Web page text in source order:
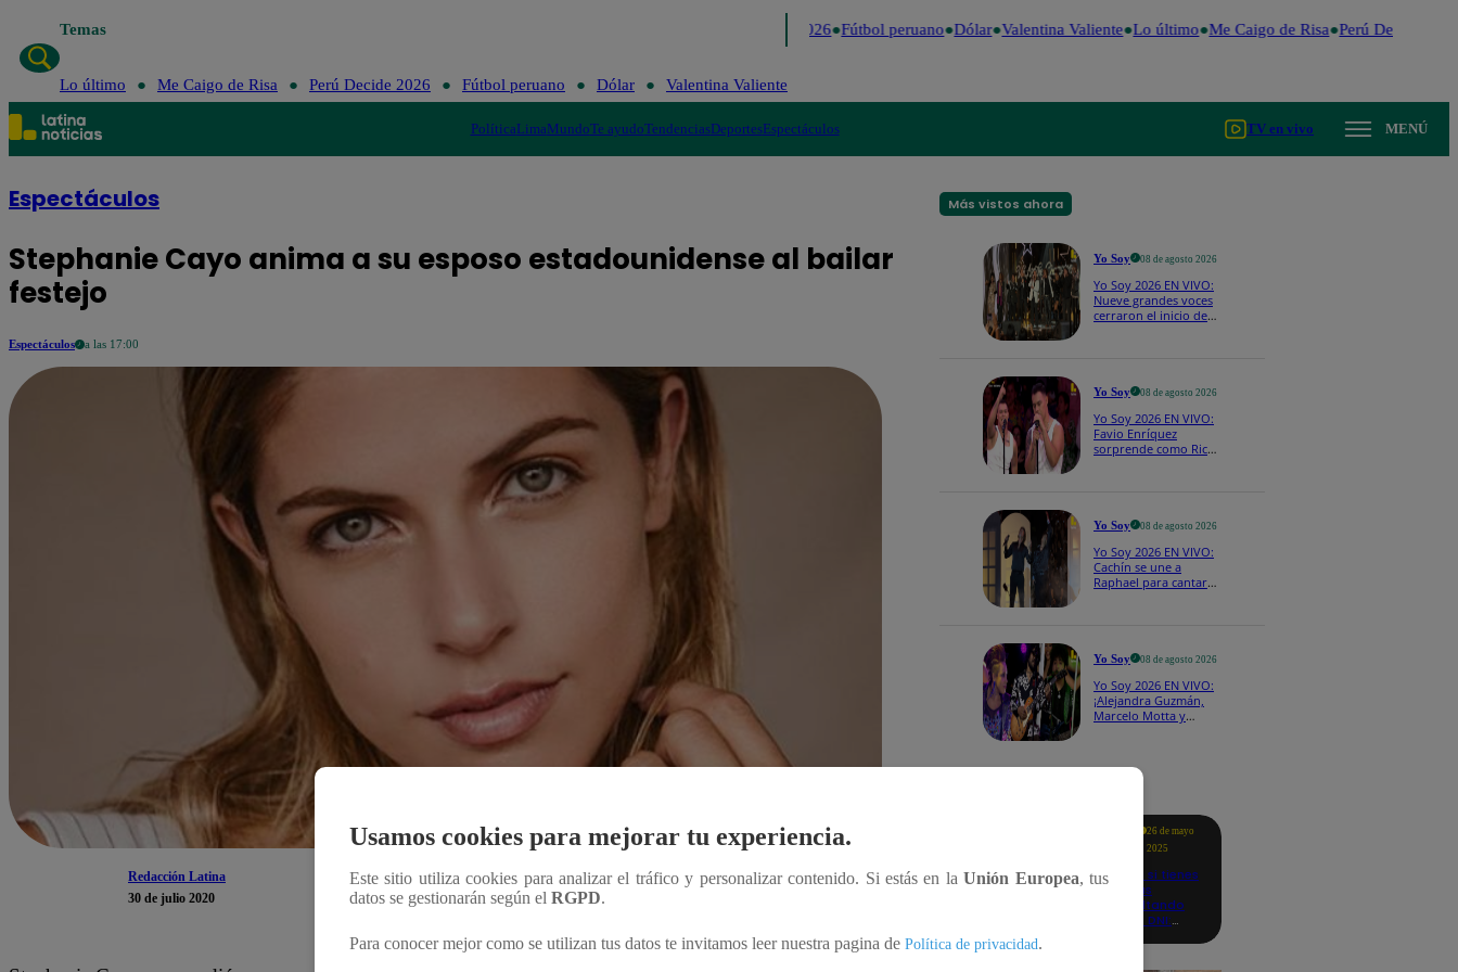
Temas Perú Decide 2026 Fútbol peruano Dólar Valentina Valiente Lo último Me Caigo de Risa Perú Decide 2026
Lo último Me Caigo de Risa Perú Decide 2026 Fútbol peruano Dólar Valentina Valiente
PolíticaLimaMundoTe ayudoTendenciasDeportesEspectáculos TV en vivo MENÚ
Espectáculos
Stephanie Cayo anima a su esposo estadounidense al bailar
festejo
Espectáculos a las 17:00
Redacción Latina
30 de julio 2020
Compartir
Más vistos ahora
Yo Soy 08 de agosto 2026
Yo Soy 2026 EN VIVO:
Nueve grandes voces
cerraron el inicio de
Yo Soy 08 de agosto 2026
Yo Soy 2026 EN VIVO:
Favio Enríquez
sorprende como Ricky
Yo Soy 08 de agosto 2026
Yo Soy 2026 EN VIVO:
Cachín se une a
Raphael para cantar
Yo Soy 08 de agosto 2026
Yo Soy 2026 EN VIVO:
¡Alejandra Guzmán,
Marcelo Motta y
26 de mayo
2025
Revisa si tienes
deudas
consultando
con tu DNI:
Usamos cookies para mejorar tu experiencia.
Este sitio utiliza cookies para analizar el tráfico y personalizar contenido. Si estás en laUnión Europea, tus
datos se gestionarán según el RGPD.
Para conocer mejor como se utilizan tus datos te invitamos leer nuestra pagina de Política de privacidad.